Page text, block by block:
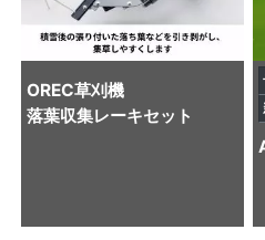
OREC草刈機
落葉収集レーキセット